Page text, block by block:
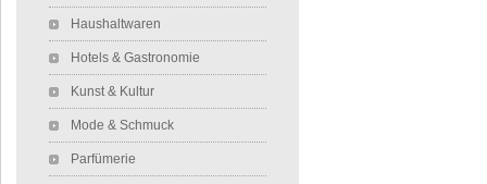
Haushaltwaren
Hotels & Gastronomie
Kunst & Kultur
Mode & Schmuck
Parfümerie